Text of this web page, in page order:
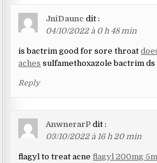
JniDaunc dit :
04/10/2022 à 0 h 48 min
is bactrim good for sore throat
aches sulfamethoxazole bactrim ds
Reply
AnwnerarP dit :
03/10/2022 à 16 h 20 min
flagyl to treat acneflagyl 200mg